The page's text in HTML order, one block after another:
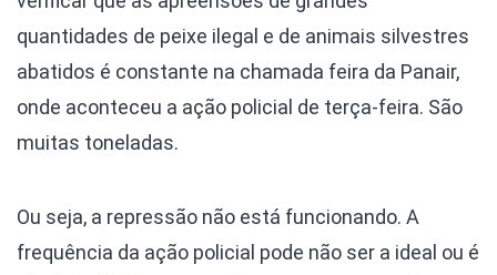
quantidades de peixe ilegal e de animais silvestres
abatidos é constante na chamada feira da Panair,
onde aconteceu a ação policial de terça-feira. São
muitas toneladas.
Ou seja, a repressão não está funcionando. A
frequência da ação policial pode não ser a ideal ou é